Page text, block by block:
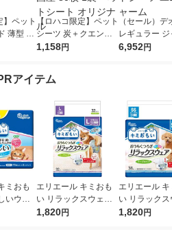
】ペット
薄型 国
ットシ
【ロハコ限定】ペット
シーツ 炭＋クエン酸
レギュラー 厚型 プレ
ナル
1,158円
（セール）デ
レギュラー
パック 112枚
6,952円
アイテム
ミおも
いウエ
純水9
エリエール キミおも
い リラックスウェア
L テープ 中型犬（女
1,820円
エリエール
い リラック
SS テープ 超
1,820円